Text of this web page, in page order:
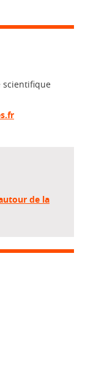
scientifique
de la